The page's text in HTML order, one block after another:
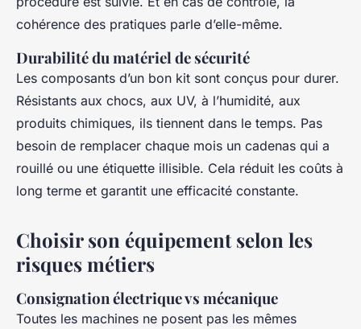
cohérence des pratiques parle d’elle-même.
Durabilité du matériel de sécurité
Les composants d’un bon kit sont conçus pour durer.
Résistants aux chocs, aux UV, à l’humidité, aux
produits chimiques, ils tiennent dans le temps. Pas
besoin de remplacer chaque mois un cadenas qui a
rouillé ou une étiquette illisible. Cela réduit les coûts à
long terme et garantit une efficacité constante.
Choisir son équipement selon les
risques métiers
Consignation électrique vs mécanique
Toutes les machines ne posent pas les mêmes